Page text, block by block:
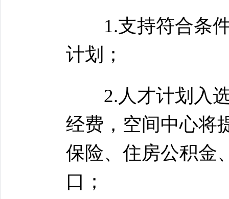
1.支持符合条件
计划；
2.人才计划入选
经费，空间中心将
保险、住房公积金
口；